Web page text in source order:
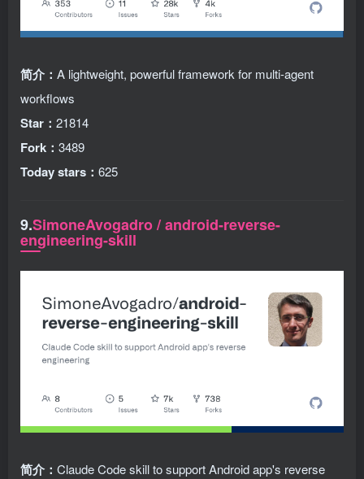
简介： A lightweight, powerful framework for multi-agent
workflows
Star： 21814
Fork： 3489
Today stars： 625
9.SimoneAvogadro / android-reverse-
engineering-skill
简介： Claude Code skill to support Android app's reverse